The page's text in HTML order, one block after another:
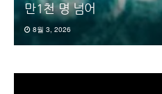
만1천 명 넘어
8월 3, 2026